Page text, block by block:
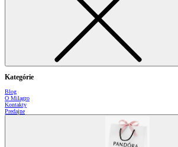
Kategórie
Blog
O Milagro
Kontakty
Predajne